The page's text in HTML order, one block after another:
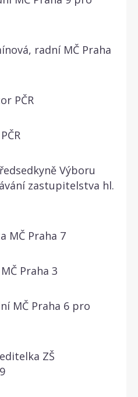
radní MČ Praha
PČR
Výboru
zastupitelstva hl.
MČ Praha 7
Praha 3
MČ Praha 6 pro
ZŠ